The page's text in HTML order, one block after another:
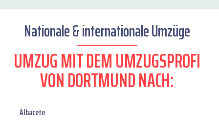
Nationale & internationale Umzüge
UMZUG MIT DEM UMZUGSPROFI
VON DORTMUND NACH:
Albacete